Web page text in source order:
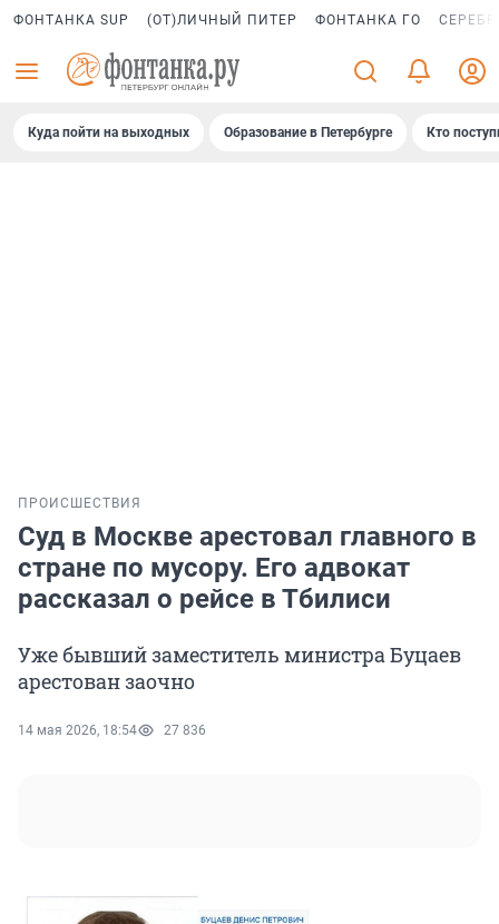
ФОНТАНКА SUP (ОТ)ЛИЧНЫЙ ПИТЕР ФОНТАНКА ГО
Куда пойти на выходных Образование в Петербурге Кто
ПРОИСШЕСТВИЯ
Суд в Москве арестовал главного в
стране по мусору. Его адвокат
рассказал о рейсе в Тбилиси
Уже бывший заместитель министра Буцаев
арестован заочно
14 мая 2026, 18:54 27 836